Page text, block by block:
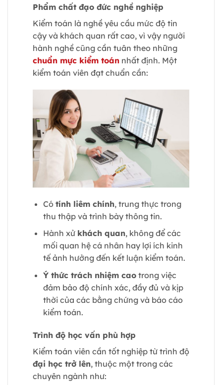
Phẩm chất đạo đức nghề nghiệp
Kiểm toán là nghề yêu cầu mức độ tin
cậy và khách quan rất cao, vì vậy người
hành nghề cũng cần tuân theo những
chuẩn mực kiểm toán nhất định. Một
kiểm toán viên đạt chuẩn cần:
Có tính liêm chính, trung thực trong
thu thập và trình bày thông tin.
Hành xử khách quan, không để các
mối quan hệ cá nhân hay lợi ích kinh
tế ảnh hưởng đến kết luận kiểm toán.
Ý thức trách nhiệm caotrong việc
đảm bảo độ chính xác, đầy đủ và kịp
thời của các bằng chứng và báo cáo
kiểm toán.
Trình độ học vấn phù hợp
Kiểm toán viên cần tốt nghiệp từ trình độ
đại học trở lên, thuộc một trong các
chuyên ngành như: